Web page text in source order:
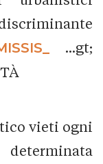
...gt;
vieti ogni